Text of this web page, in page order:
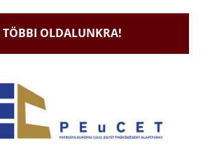
TÖBBI OLDALUNKRA!